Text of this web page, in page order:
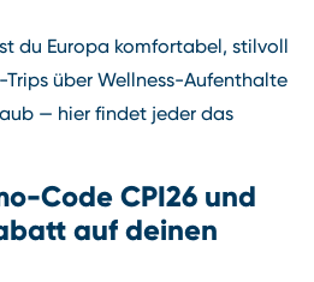
du Europa komfortabel, stilvoll
über Wellness-Aufenthalte
— hier findet jeder das
Code CPI26 und
auf deinen